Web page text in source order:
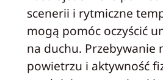
scenerii i rytmiczne
mogą pomóc oczyścić
na duchu. Przebywanie
powietrzu i aktywność